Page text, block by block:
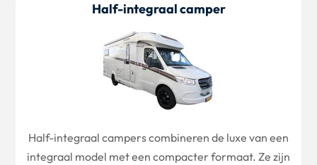
Half-integraal camper
Half-integraal campers combineren de luxe van een
integraal model met een compacter formaat. Ze zijn